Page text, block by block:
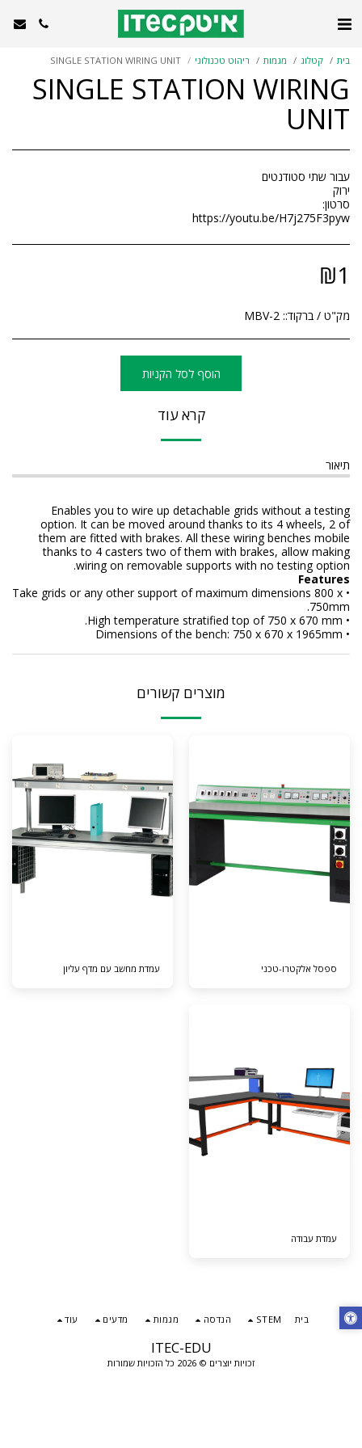
בית קטלוג מגמות ריהוט טכנולוגי SINGLE STATION WIRING UNIT
SINGLE STATION WIRING
UNIT
https://youtu.be/H7j275F3pyw
₪1
מק"ט / ברקוד:: MBV-2
הוסף לסל הקניות
קרא עוד
תיאור
Enables you to wire up detachable grids without a testing
option. It can be moved around thanks to its 4 wheels, 2 of
them are fitted with brakes. All these wiring benches mobile
thanks to 4 casters two of them with brakes, allow making
wiring on removable supports with no testing option.
Features
• Take grids or any other support of maximum dimensions 800 x
750mm.
• High temperature stratified top of 750 x 670 mm.
• Dimensions of the bench: 750 x 670 x 1965mm
מוצרים קשורים
ספסל אלקטרו-טכני עמדת מחשב עם מדף עליון
עמדת עבודה
ITEC-EDU
זכויות יוצרים © 2026 כל הזכויות שמורות
בית STEM הנדסה מגמות מדעים עוד